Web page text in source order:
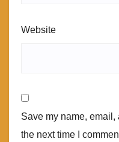
Website
Save my name,
the next time I